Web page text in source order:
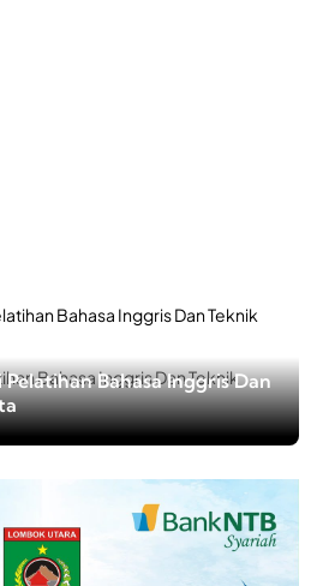
Bahasa Inggris Dan Teknik
Bahasa Inggris Dan